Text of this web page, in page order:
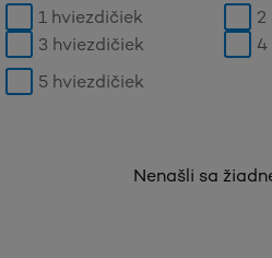
1 hviezdičiek
2
3 hviezdičiek
4
5 hviezdičiek
Nenašli sa